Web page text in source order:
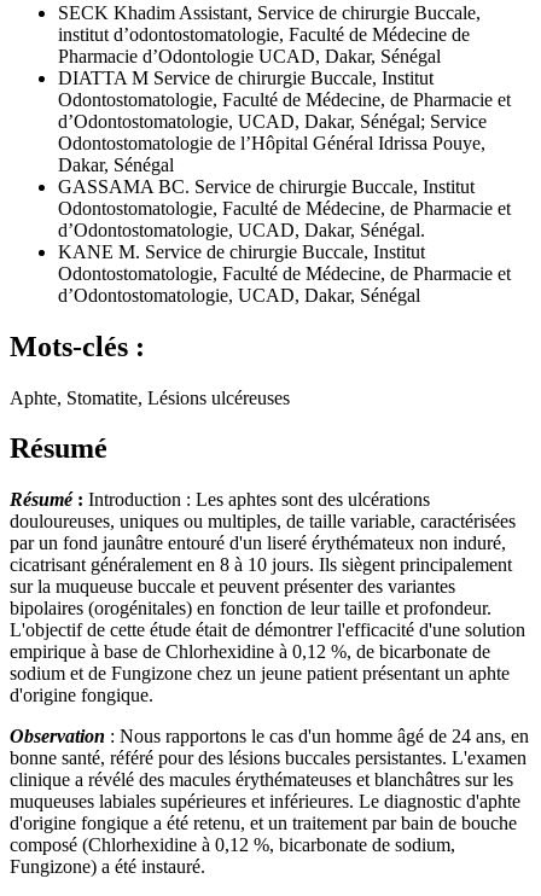
SECK Khadim Assistant, Service de chirurgie Buccale,
institut d’odontostomatologie, Faculté de Médecine de
Pharmacie d’Odontologie UCAD, Dakar, Sénégal
DIATTA M Service de chirurgie Buccale, Institut
Odontostomatologie, Faculté de Médecine, de Pharmacie et
d’Odontostomatologie, UCAD, Dakar, Sénégal; Service
Odontostomatologie de l’Hôpital Général Idrissa Pouye,
Dakar, Sénégal
GASSAMA BC. Service de chirurgie Buccale, Institut
Odontostomatologie, Faculté de Médecine, de Pharmacie et
d’Odontostomatologie, UCAD, Dakar, Sénégal.
KANE M. Service de chirurgie Buccale, Institut
Odontostomatologie, Faculté de Médecine, de Pharmacie et
d’Odontostomatologie, UCAD, Dakar, Sénégal
Mots-clés :
Aphte, Stomatite, Lésions ulcéreuses
Résumé
Résumé : Introduction : Les aphtes sont des ulcérations
douloureuses, uniques ou multiples, de taille variable, caractérisées
par un fond jaunâtre entouré d'un liseré érythémateux non induré,
cicatrisant généralement en 8 à 10 jours. Ils siègent principalement
sur la muqueuse buccale et peuvent présenter des variantes
bipolaires (orogénitales) en fonction de leur taille et profondeur.
L'objectif de cette étude était de démontrer l'efficacité d'une solution
empirique à base de Chlorhexidine à 0,12 %, de bicarbonate de
sodium et de Fungizone chez un jeune patient présentant un aphte
d'origine fongique.
Observation : Nous rapportons le cas d'un homme âgé de 24 ans, en
bonne santé, référé pour des lésions buccales persistantes. L'examen
clinique a révélé des macules érythémateuses et blanchâtres sur les
muqueuses labiales supérieures et inférieures. Le diagnostic d'aphte
d'origine fongique a été retenu, et un traitement par bain de bouche
composé (Chlorhexidine à 0,12 %, bicarbonate de sodium,
Fungizone) a été instauré.